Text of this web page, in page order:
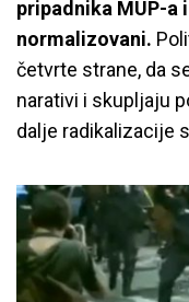
pripadnika MUP-a
normalizovani.
četvrte strane, da
narativi i skupljaju
dalje radikalizacije